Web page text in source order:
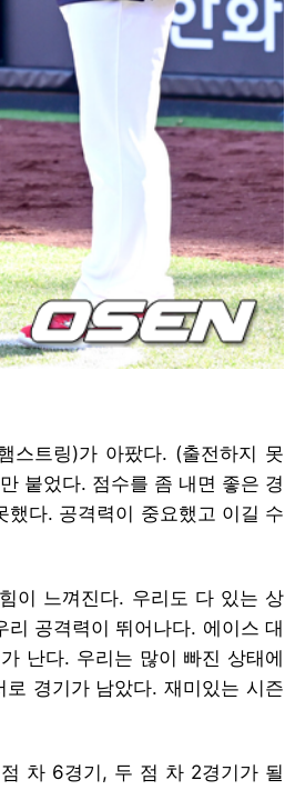
스트링)가 아팠다. (출전하지 못
붙었다. 점수를 좀 내면 좋은 경
다. 공격력이 중요했고 이길 수
이 느껴진다. 우리도 다 있는 상
공격력이 뛰어나다. 에이스 대
난다. 우리는 많이 빠진 상태에
경기가 남았다. 재미있는 시즌
차 6경기, 두 점 차 2경기가 될